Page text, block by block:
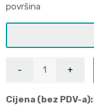
površina
Cijena (bez PDV-a):